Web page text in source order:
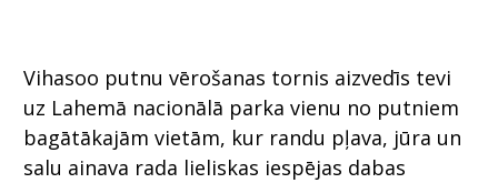
Vihasoo putnu vērošanas tornis aizvedīs tevi
uz Lahemā nacionālā parka vienu no putniem
bagātākajām vietām, kur randu pļava, jūra un
salu ainava rada lieliskas iespējas dabas